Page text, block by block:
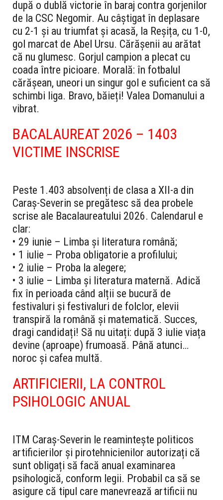
după o dublă victorie în baraj contra gorjenilor
de la CSC Negomir. Au câștigat în deplasare
cu 2-1 și au triumfat și acasă, la Reșița, cu 1-0,
gol marcat de Abel Ursu. Cărășenii au arătat
că nu glumesc. Gorjul campion a plecat cu
coada între picioare. Morală: în fotbalul
cărășean, uneori un singur gol e suficient ca să
schimbi liga. Bravo, băieți! Valea Domanului a
vibrat.
BACALAUREAT 2026 – 1403
VICTIME INSCRISE
Peste 1.403 absolvenți de clasa a XII-a din
Caraș-Severin se pregătesc să dea probele
scrise ale Bacalaureatului 2026. Calendarul e
clar:
• 29 iunie – Limba și literatura română;
• 1 iulie – Proba obligatorie a profilului;
• 2 iulie – Proba la alegere;
• 3 iulie – Limba și literatura maternă. Adică
fix în perioada când alții se bucură de
festivaluri și festivaluri de folclor, elevii
transpiră la română și matematică. Succes,
dragi candidați! Să nu uitați: după 3 iulie viața
devine (aproape) frumoasă. Până atunci…
noroc și cafea multă.
ARTIFICIERII, LA CONTROL
PSIHOLOGIC ANUAL
ITM Caraș-Severin le reamintește politicos
artificierilor și pirotehnicienilor autorizați că
sunt obligați să facă anual examinarea
psihologică, conform legii. Probabil ca să se
asigure că tipul care manevrează artificii nu